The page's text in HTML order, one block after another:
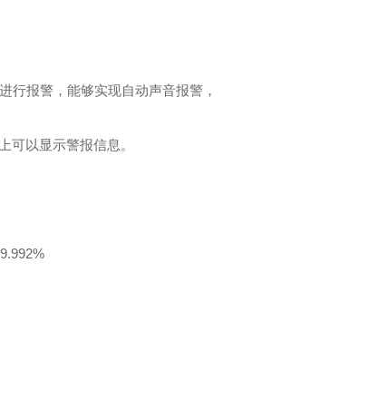
行报警，能够实现自动声音报警，
可以显示警报信息。